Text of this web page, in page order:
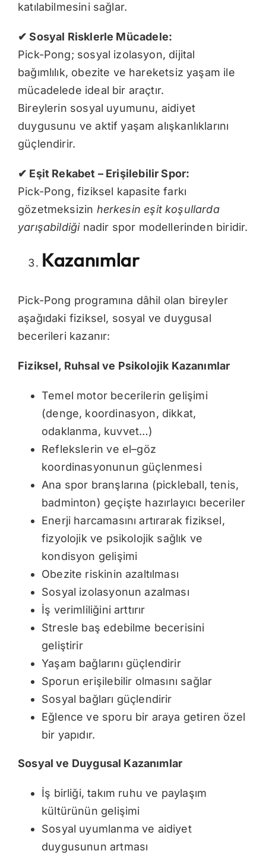
katılabilmesini sağlar.
✔ Sosyal Risklerle Mücadele:
Pick-Pong; sosyal izolasyon, dijital
bağımlılık, obezite ve hareketsiz yaşam ile
mücadelede ideal bir araçtır.
Bireylerin sosyal uyumunu, aidiyet
duygusunu ve aktif yaşam alışkanlıklarını
güçlendirir.
✔ Eşit Rekabet – Erişilebilir Spor:
Pick-Pong, fiziksel kapasite farkı
gözetmeksizin herkesin eşit koşullarda
yarışabildiğinadir spor modellerinden biridir.
Kazanımlar
Pick-Pong programına dâhil olan bireyler
aşağıdaki fiziksel, sosyal ve duygusal
becerileri kazanır:
Fiziksel, Ruhsal ve Psikolojik Kazanımlar
Temel motor becerilerin gelişimi
(denge, koordinasyon, dikkat,
odaklanma, kuvvet…)
Reflekslerin ve el–göz
koordinasyonunun güçlenmesi
Ana spor branşlarına (pickleball, tenis,
badminton) geçişte hazırlayıcı beceriler
Enerji harcamasını artırarak fiziksel,
fizyolojik ve psikolojik sağlık ve
kondisyon gelişimi
Obezite riskinin azaltılması
Sosyal izolasyonun azalması
İş verimliliğini arttırır
Stresle baş edebilme becerisini
geliştirir
Yaşam bağlarını güçlendirir
Sporun erişilebilir olmasını sağlar
Sosyal bağları güçlendirir
Eğlence ve sporu bir araya getiren özel
bir yapıdır.
Sosyal ve Duygusal Kazanımlar
İş birliği, takım ruhu ve paylaşım
kültürünün gelişimi
Sosyal uyumlanma ve aidiyet
duygusunun artması